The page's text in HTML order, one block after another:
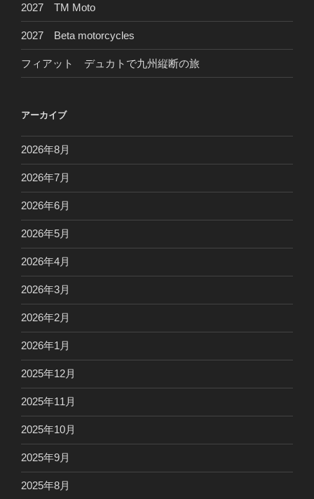
2027 TM Moto
2027 Beta motorcycles
フィアット デュカトで九州縦断の旅
アーカイブ
2026年8月
2026年7月
2026年6月
2026年5月
2026年4月
2026年3月
2026年2月
2026年1月
2025年12月
2025年11月
2025年10月
2025年9月
2025年8月